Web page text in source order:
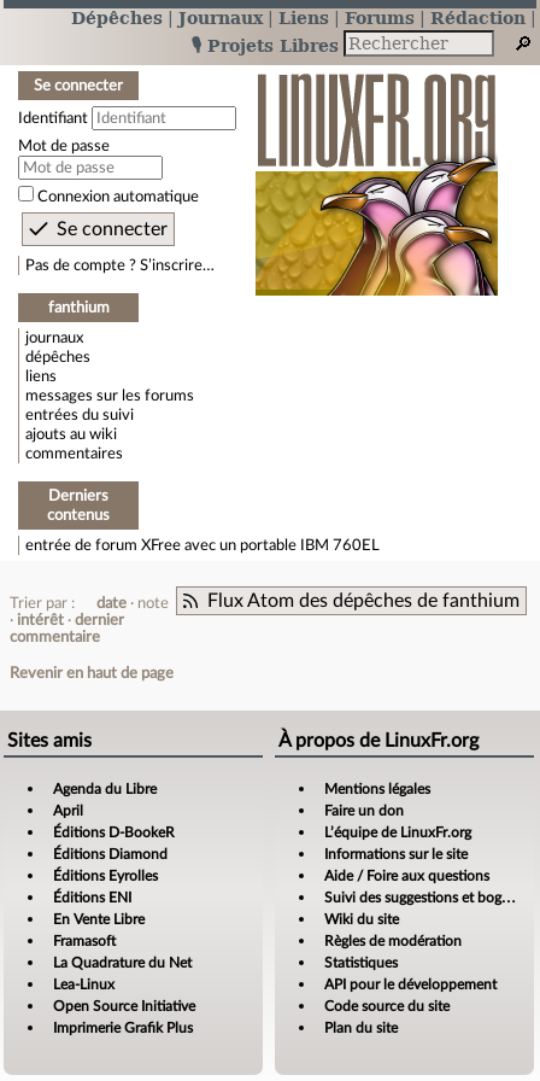
Dépêches Journaux Liens Forums
Rédaction
🎙️ Projets Libres
Se connecter
Identifiant
Mot de passe
Connexion automatique
Pas de compte ? S’inscrire…
fanthium
journaux
dépêches
liens
messages sur les forums
entrées du suivi
ajouts au wiki
commentaires
Derniers
contenus
entrée de forum XFree avec un portable IBM 760EL
Flux Atom des dépêches de fanthium
Trier par : date
note
intérêt
dernier
commentaire
Revenir en haut de page
Sites amis
Agenda du Libre
April
Éditions D-BookeR
Éditions Diamond
Éditions Eyrolles
Éditions ENI
En Vente Libre
Framasoft
La Quadrature du Net
Lea-Linux
Open Source Initiative
Imprimerie Grafik Plus
À propos de LinuxFr.org
Mentions légales
Faire un don
L’équipe de LinuxFr.org
Informations sur le site
Aide / Foire aux questions
Suivi des suggestions et bogues
Wiki du site
Règles de modération
Statistiques
API pour le développement
Code source du site
Plan du site